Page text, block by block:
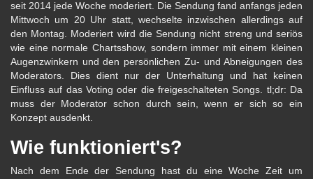
seit 2014 jede Woche moderiert. Die Sendung fand anfangs jeden
Mittwoch um 20 Uhr statt, wechselte inzwischen allerdings auf
den Montag. Moderiert wird die Sendung nicht streng und seriös
wie eine normale Chartsshow, sondern immer mit einem kleinen
Augenzwinkern und den persönlichen Zu- und Abneigungen des
Moderators. Dies dient nur der Unterhaltung und hat keinen
Einfluss auf das Voting oder die freigeschalteten Songs. tl;dr: Da
muss der Moderator schon durch sein, wenn er sich so ein
Konzept ausdenkt.
Wie funktioniert's?
Nach dem Ende der Sendung hast du eine Woche Zeit um